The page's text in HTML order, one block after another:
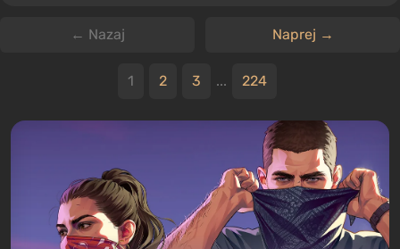
← Nazaj Naprej →
1 2 3 ... 224